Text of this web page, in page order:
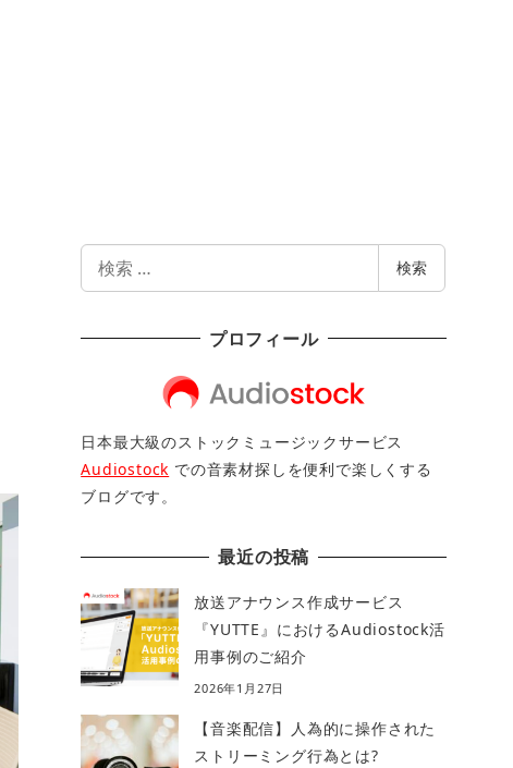
索
検索
プロフィール
日本最大級のストックミュージックサービス
Audiostock での音素材探しを便利で楽しくする
ブログです。
最近の投稿
放送アナウンス作成サービス
『YUTTE』におけるAudiostock活
用事例のご紹介
2026年1月27日
【音楽配信】人為的に操作された
ストリーミング行為とは?